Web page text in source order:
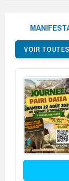
VOIR